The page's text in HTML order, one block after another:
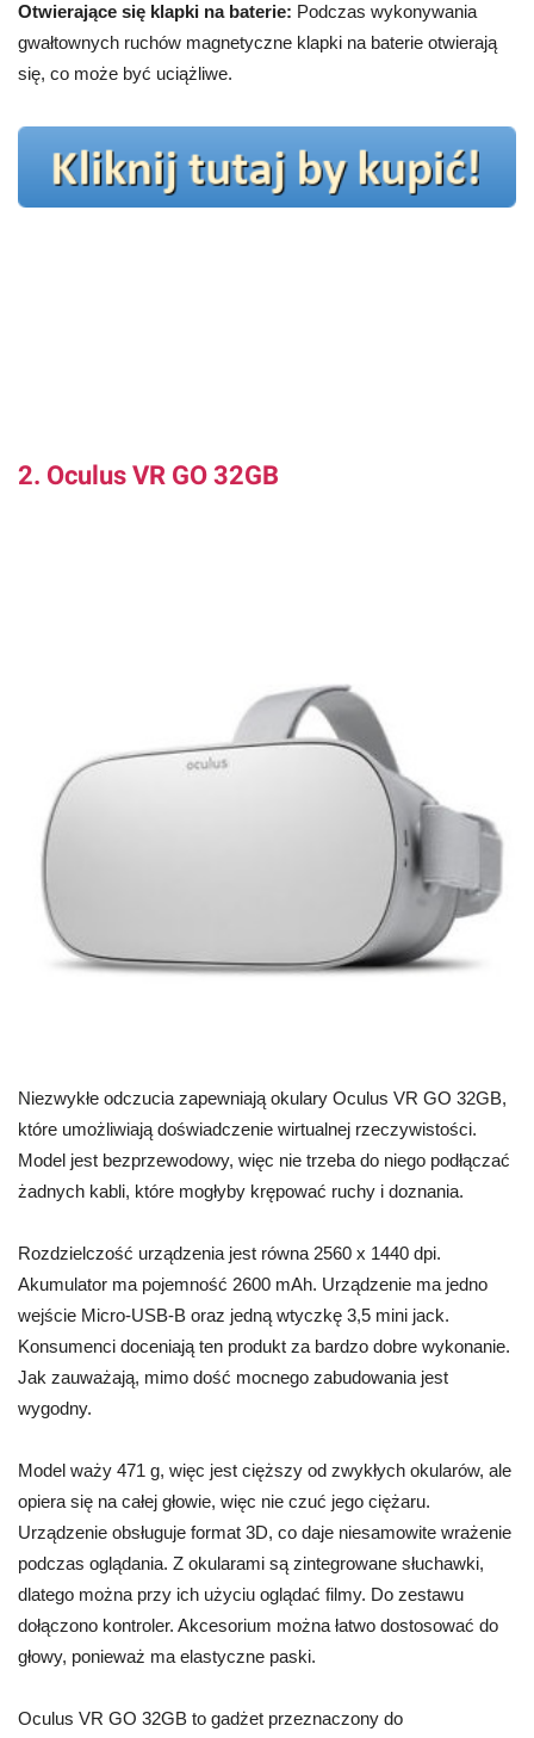
Otwierające się klapki na baterie: Podczas wykonywania
gwałtownych ruchów magnetyczne klapki na baterie otwierają
się, co może być uciążliwe.
2. Oculus VR GO 32GB
Niezwykłe odczucia zapewniają okulary Oculus VR GO 32GB,
które umożliwiają doświadczenie wirtualnej rzeczywistości.
Model jest bezprzewodowy, więc nie trzeba do niego podłączać
żadnych kabli, które mogłyby krępować ruchy i doznania.
Rozdzielczość urządzenia jest równa 2560 x 1440 dpi.
Akumulator ma pojemność 2600 mAh. Urządzenie ma jedno
wejście Micro-USB-B oraz jedną wtyczkę 3,5 mini jack.
Konsumenci doceniają ten produkt za bardzo dobre wykonanie.
Jak zauważają, mimo dość mocnego zabudowania jest
wygodny.
Model waży 471 g, więc jest cięższy od zwykłych okularów, ale
opiera się na całej głowie, więc nie czuć jego ciężaru.
Urządzenie obsługuje format 3D, co daje niesamowite wrażenie
podczas oglądania. Z okularami są zintegrowane słuchawki,
dlatego można przy ich użyciu oglądać filmy. Do zestawu
dołączono kontroler. Akcesorium można łatwo dostosować do
głowy, ponieważ ma elastyczne paski.
Oculus VR GO 32GB to gadżet przeznaczony do